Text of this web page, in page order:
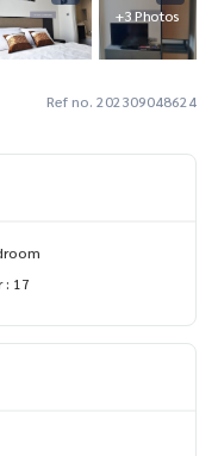
+3 Photos
Ref no. 202309048624
: 17